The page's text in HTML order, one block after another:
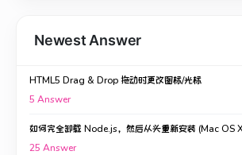
Newest Answer
HTML5 Drag & Drop 拖动时更改图标/光标
5 Answer
如何完全卸载 Node.js，然后从头重新安装 (Mac OS
25 Answer